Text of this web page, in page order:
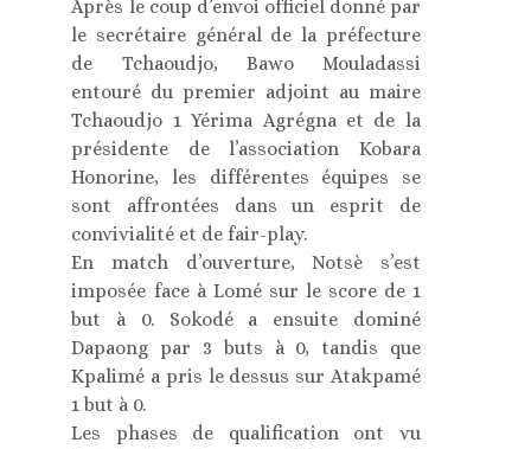
Après le coup d’envoi officiel donné par
le secrétaire général de la préfecture
de Tchaoudjo, Bawo Mouladassi
entouré du premier adjoint au maire
Tchaoudjo 1 Yérima Agrégna et de la
présidente de l’association Kobara
Honorine, les différentes équipes se
sont affrontées dans un esprit de
convivialité et de fair-play.
En match d’ouverture, Notsè s’est
imposée face à Lomé sur le score de 1
but à 0. Sokodé a ensuite dominé
Dapaong par 3 buts à 0, tandis que
Kpalimé a pris le dessus sur Atakpamé
1 but à 0.
Les phases de qualification ont vu